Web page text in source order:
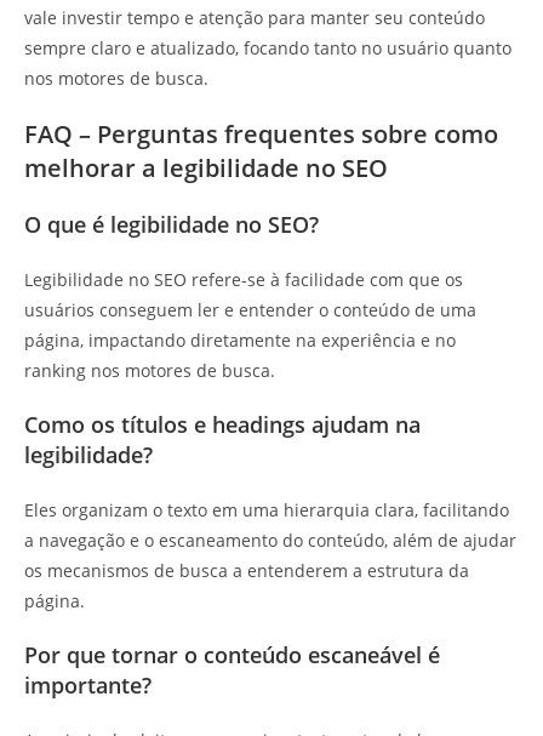
vale investir tempo e atenção para manter seu conteúdo
sempre claro e atualizado, focando tanto no usuário quanto
nos motores de busca.
FAQ – Perguntas frequentes sobre como
melhorar a legibilidade no SEO
O que é legibilidade no SEO?
Legibilidade no SEO refere-se à facilidade com que os
usuários conseguem ler e entender o conteúdo de uma
página, impactando diretamente na experiência e no
ranking nos motores de busca.
Como os títulos e headings ajudam na
legibilidade?
Eles organizam o texto em uma hierarquia clara, facilitando
a navegação e o escaneamento do conteúdo, além de ajudar
os mecanismos de busca a entenderem a estrutura da
página.
Por que tornar o conteúdo escaneável é
importante?